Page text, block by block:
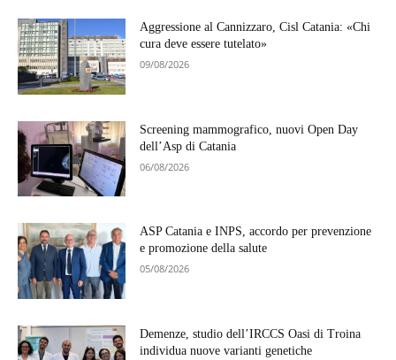
Aggressione al Cannizzaro, Cisl Catania: «Chi
cura deve essere tutelato»
09/08/2026
Screening mammografico, nuovi Open Day
dell’Asp di Catania
06/08/2026
ASP Catania e INPS, accordo per prevenzione
e promozione della salute
05/08/2026
Demenze, studio dell’IRCCS Oasi di Troina
individua nuove varianti genetiche